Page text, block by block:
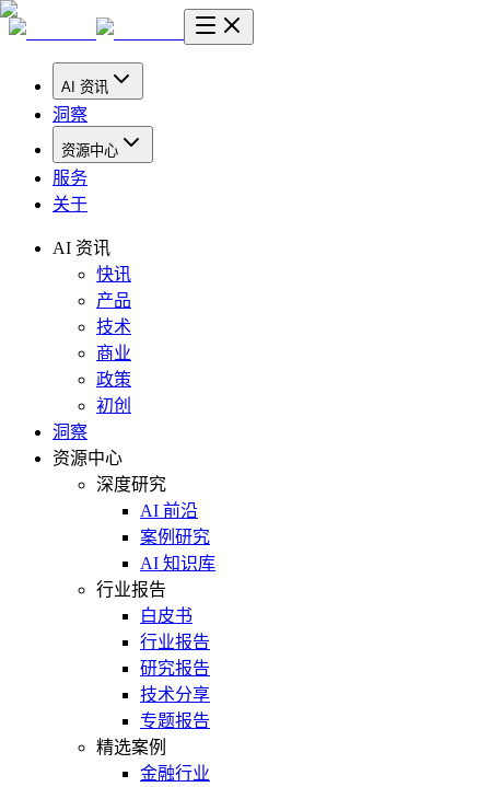
AI 资讯
洞察
资源中心
服务
关于
AI 资讯
快讯
产品
技术
商业
政策
初创
洞察
资源中心
深度研究
AI 前沿
案例研究
AI 知识库
行业报告
白皮书
行业报告
研究报告
技术分享
专题报告
精选案例
金融行业